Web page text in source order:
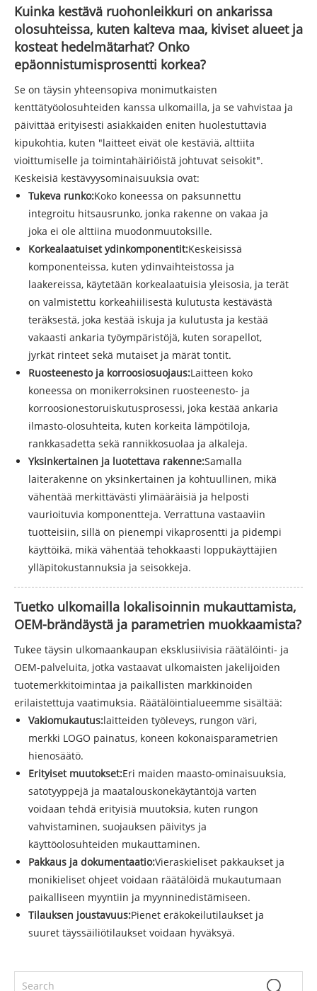
Kuinka kestävä ruohonleikkuri on ankarissa
olosuhteissa, kuten kalteva maa, kiviset alueet ja
kosteat hedelmätarhat? Onko
epäonnistumisprosentti korkea?
Se on täysin yhteensopiva monimutkaisten
kenttätyöolosuhteiden kanssa ulkomailla, ja se vahvistaa ja
päivittää erityisesti asiakkaiden eniten huolestuttavia
kipukohtia, kuten "laitteet eivät ole kestäviä, alttiita
vioittumiselle ja toimintahäiriöistä johtuvat seisokit".
Keskeisiä kestävyysominaisuuksia ovat:
Tukeva runko:Koko koneessa on paksunnettu
integroitu hitsausrunko, jonka rakenne on vakaa ja
joka ei ole alttiina muodonmuutoksille.
Korkealaatuiset ydinkomponentit:Keskeisissä
komponenteissa, kuten ydinvaihteistossa ja
laakereissa, käytetään korkealaatuisia yleisosia, ja terät
on valmistettu korkeahiilisestä kulutusta kestävästä
teräksestä, joka kestää iskuja ja kulutusta ja kestää
vakaasti ankaria työympäristöjä, kuten sorapellot,
jyrkät rinteet sekä mutaiset ja märät tontit.
Ruosteenesto ja korroosiosuojaus:Laitteen koko
koneessa on monikerroksinen ruosteenesto- ja
korroosionestoruiskutusprosessi, joka kestää ankaria
ilmasto-olosuhteita, kuten korkeita lämpötiloja,
rankkasadetta sekä rannikkosuolaa ja alkaleja.
Yksinkertainen ja luotettava rakenne:Samalla
laiterakenne on yksinkertainen ja kohtuullinen, mikä
vähentää merkittävästi ylimääräisiä ja helposti
vaurioituvia komponentteja. Verrattuna vastaaviin
tuotteisiin, sillä on pienempi vikaprosentti ja pidempi
käyttöikä, mikä vähentää tehokkaasti loppukäyttäjien
ylläpitokustannuksia ja seisokkeja.
Tuetko ulkomailla lokalisoinnin mukauttamista,
OEM-brändäystä ja parametrien muokkaamista?
Tukee täysin ulkomaankaupan eksklusiivisia räätälöinti- ja
OEM-palveluita, jotka vastaavat ulkomaisten jakelijoiden
tuotemerkkitoimintaa ja paikallisten markkinoiden
erilaistettuja vaatimuksia. Räätälöintialueemme sisältää:
Vakiomukautus:laitteiden työleveys, rungon väri,
merkki LOGO painatus, koneen kokonaisparametrien
hienosäätö.
Erityiset muutokset:Eri maiden maasto-ominaisuuksia,
satotyyppejä ja maatalouskonekäytäntöjä varten
voidaan tehdä erityisiä muutoksia, kuten rungon
vahvistaminen, suojauksen päivitys ja
käyttöolosuhteiden mukauttaminen.
Pakkaus ja dokumentaatio:Vieraskieliset pakkaukset ja
monikieliset ohjeet voidaan räätälöidä mukautumaan
paikalliseen myyntiin ja myynninedistämiseen.
Tilauksen joustavuus:Pienet eräkokeilutilaukset ja
suuret täyssäiliötilaukset voidaan hyväksyä.